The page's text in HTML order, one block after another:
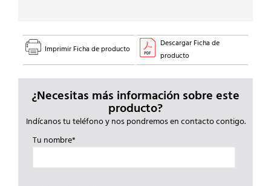
Imprimir Ficha de producto
Descargar Ficha de
producto
¿Necesitas más información sobre este
producto?
Indícanos tu teléfono y nos pondremos en contacto contigo.
Tu nombre*